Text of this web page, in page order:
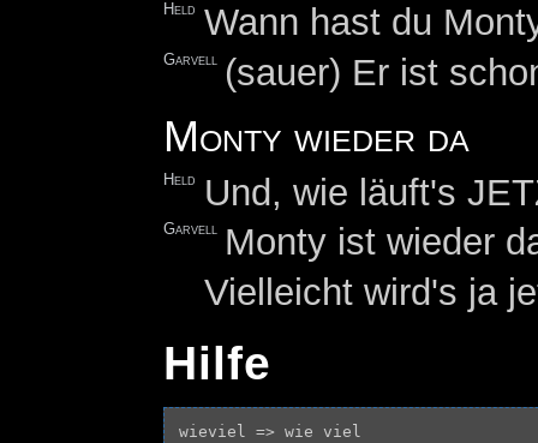
Held Wann hast du
Garvell (sauer) Er ist
Monty wieder da
Held Und, wie läuft's
Garvell Monty ist wieder
Vielleicht wird's ja
Hilfe